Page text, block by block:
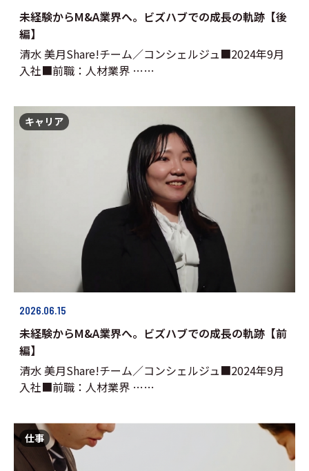
未経験からM&A業界へ。ビズハブでの成長の軌跡【後
編】
清水 美月Share!チーム／コンシェルジュ■2024年9月
入社■前職：人材業界 ……
2026.06.15
未経験からM&A業界へ。ビズハブでの成長の軌跡【前
編】
清水 美月Share!チーム／コンシェルジュ■2024年9月
入社■前職：人材業界 ……
キャリア
仕事